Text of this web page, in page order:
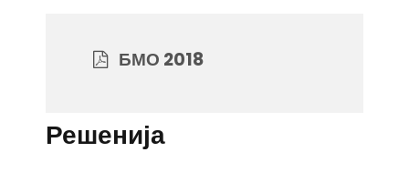
БМО 2018
Решенија